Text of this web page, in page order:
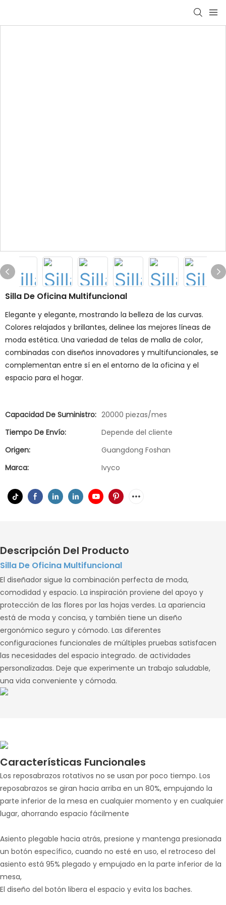
Silla De Oficina Multifuncional
Elegante y elegante, mostrando la belleza de las curvas.
Colores relajados y brillantes, delinee las mejores líneas de
moda estética. Una variedad de telas de malla de color,
combinadas con diseños innovadores y multifuncionales, se
complementan entre sí en el entorno de la oficina y el
espacio para el hogar.
Capacidad De Suministro: 20000 piezas/mes
Tiempo De Envío:
Depende del cliente
Origen:
Guangdong Foshan
Marca:
Ivyco
Descripción Del Producto
Silla De Oficina Multifuncional
El diseñador sigue la combinación perfecta de moda,
comodidad y espacio. La inspiración proviene del apoyo y
protección de las flores por las hojas verdes. La apariencia
está de moda y concisa, y también tiene un diseño
ergonómico seguro y cómodo. Las diferentes
configuraciones funcionales de múltiples pruebas satisfacen
las necesidades del espacio integrado. de actividades
personalizadas. Deje que experimente un trabajo saludable,
una vida conveniente y cómoda.
Características Funcionales
Los reposabrazos rotativos no se usan por poco tiempo. Los
reposabrazos se giran hacia arriba en un 80%, empujando la
parte inferior de la mesa en cualquier momento y en cualquier
lugar, ahorrando espacio fácilmente
Asiento plegable hacia atrás, presione y mantenga presionada
un botón específico, cuando no esté en uso, el retroceso del
asiento está 95% plegado y empujado en la parte inferior de la
mesa,
El diseño del botón libera el espacio y evita los baches.